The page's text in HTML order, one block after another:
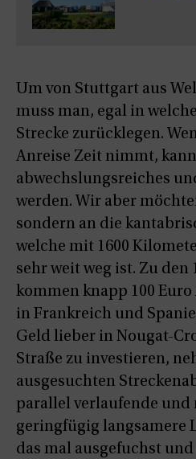
Um von Stuttgart aus
muss man, egal in
Strecke zurücklegen.
Anreise Zeit nimmt,
abwechslungsreiches
werden. Wir aber
sondern an die
welche mit 1600
sehr weit weg ist. Zu den
kommen knapp 100
in Frankreich und
Geld lieber in Nougat-
Straße zu investieren,
ausgesuchten
parallel verlaufende
geringfügig langsamere
das mal ausgefuchst